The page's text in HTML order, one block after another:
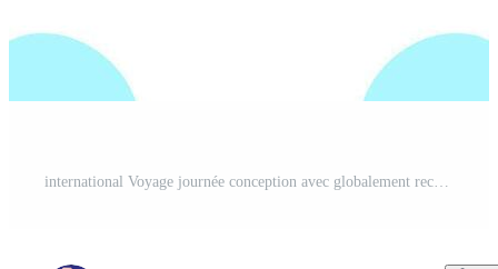
international Voyage journée conception avec globalement reconnu Repères et architectural merveilles Vecteur Pro